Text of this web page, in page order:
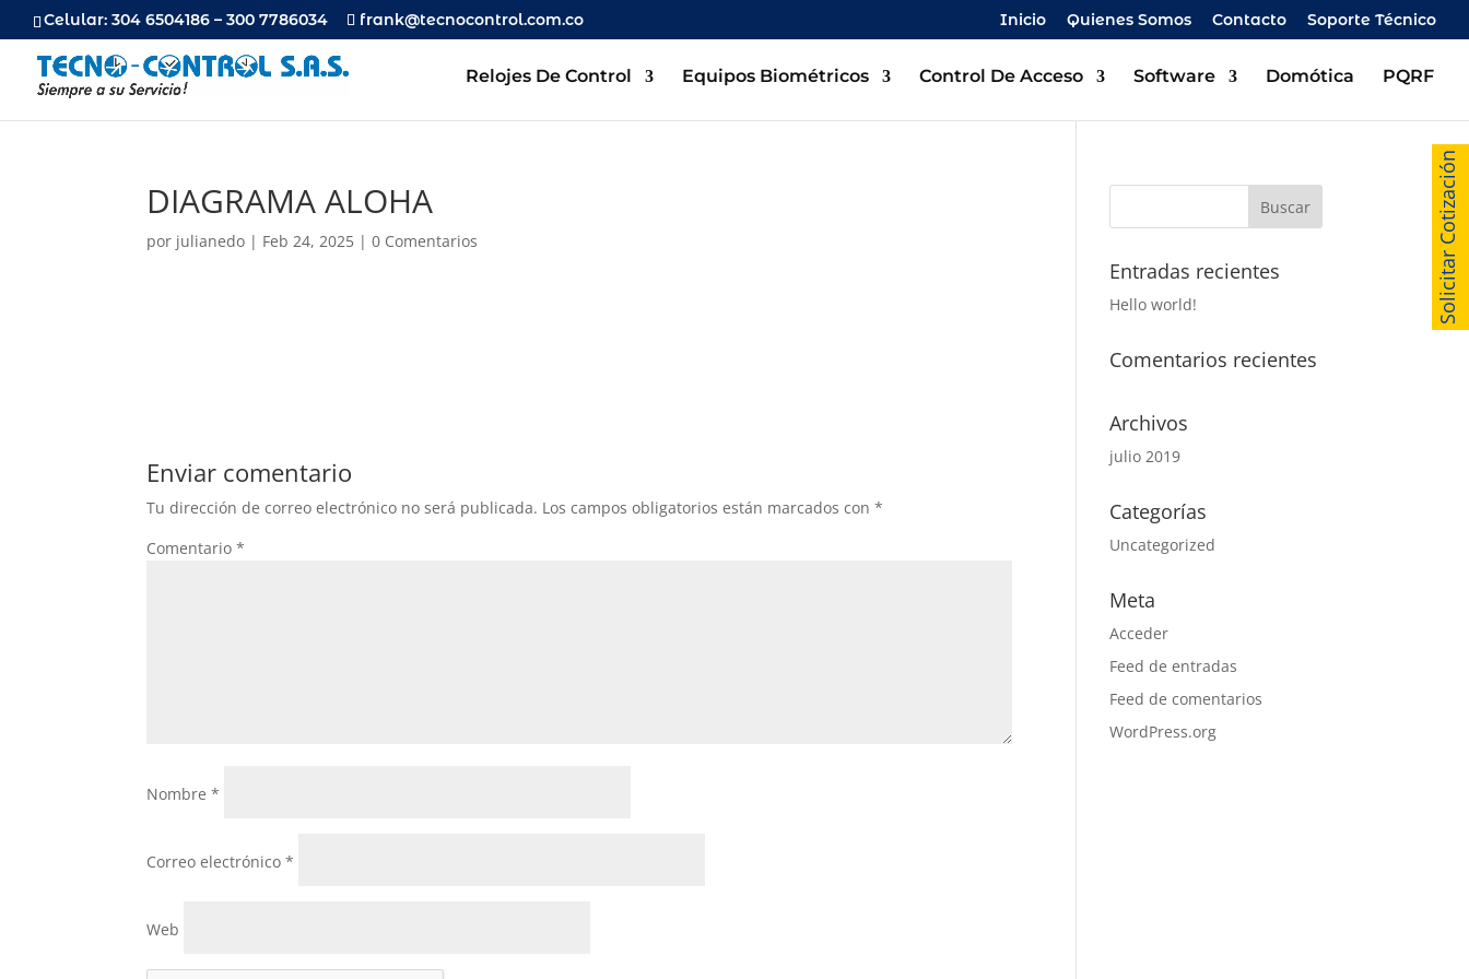
Celular: 304 6504186 – 300 7786034 frank@tecnocontrol.com.co Inicio Quienes Somos Contacto Soporte Técnico
Relojes De Control Equipos Biométricos Control De Acceso Software Domótica PQRF
DIAGRAMA ALOHA
por julianedo | Feb 24, 2025 |0 Comentarios
Enviar comentario
Tu dirección de correo electrónico no será publicada. Los campos obligatorios están marcados con*
Comentario*
Nombre*
Correo electrónico*
Web
Entradas recientes
Hello world!
Comentarios recientes
Archivos
julio 2019
Categorías
Uncategorized
Meta
Acceder
Feed de entradas
Feed de comentarios
WordPress.org
Solicitar Cotización